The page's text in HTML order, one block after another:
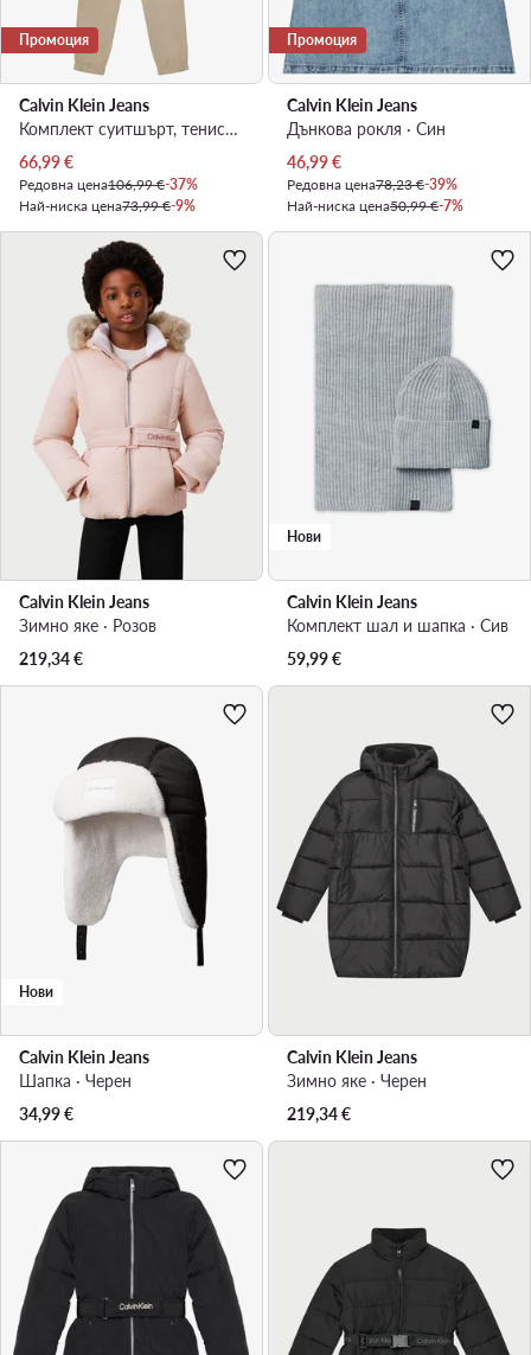
Промоция
Calvin Klein Jeans
Комплект суитшърт, тениска и панталон · Бежов
Актуална цена
66,99€
Редовна цена106,99 €-37%
Най-ниска цена73,99 €-9%
Промоция
Calvin Klein Jeans
Дънкова рокля · Син
Актуална цена
46,99€
Редовна цена78,23 €-39%
Най-ниска цена50,99 €-7%
Calvin Klein Jeans
Зимно яке · Розов
219,34€
Нови
Calvin Klein Jeans
Комплект шал и шапка · Сив
59,99€
Нови
Calvin Klein Jeans
Шапка · Черен
34,99€
Calvin Klein Jeans
Зимно яке · Черен
219,34€